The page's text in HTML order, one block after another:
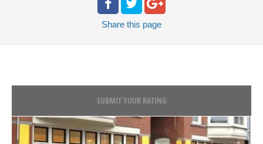
Share this page
SUBMIT YOUR RATING